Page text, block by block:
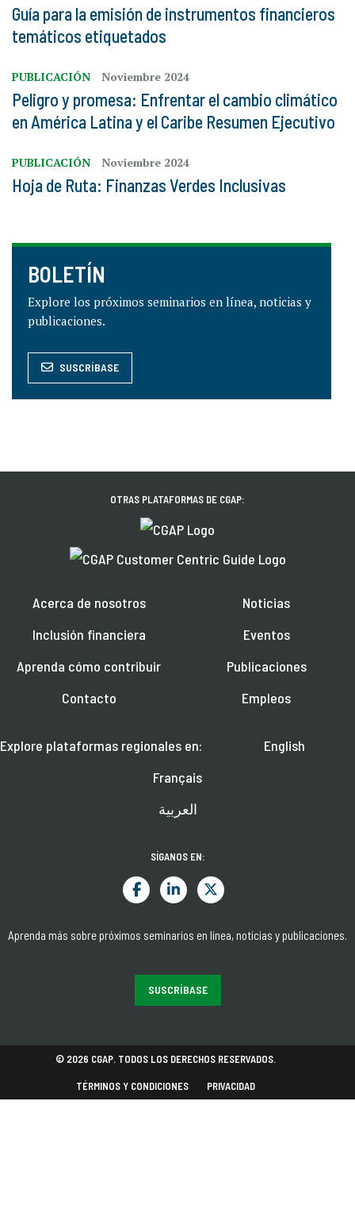
Guía para la emisión de instrumentos financieros
temáticos etiquetados
PUBLICACIÓN Noviembre 2024
Peligro y promesa: Enfrentar el cambio climático
en América Latina y el Caribe Resumen Ejecutivo
PUBLICACIÓN Noviembre 2024
Hoja de Ruta: Finanzas Verdes Inclusivas
BOLETÍN
Explore los próximos seminarios en línea, noticias y
publicaciones.
SUSCRÍBASE
OTRAS PLATAFORMAS DE CGAP:
Acerca de nosotros
Inclusión financiera
Aprenda cómo contribuir
Contacto
Noticias
Eventos
Publicaciones
Empleos
Explore plataformas regionales en:
English
Français
العربية
SÍGANOS EN:
Aprenda más sobre próximos seminarios en línea, noticias y publicaciones.
SUSCRÍBASE
© 2026 CGAP. TODOS LOS DERECHOS RESERVADOS.
TÉRMINOS Y CONDICIONES PRIVACIDAD